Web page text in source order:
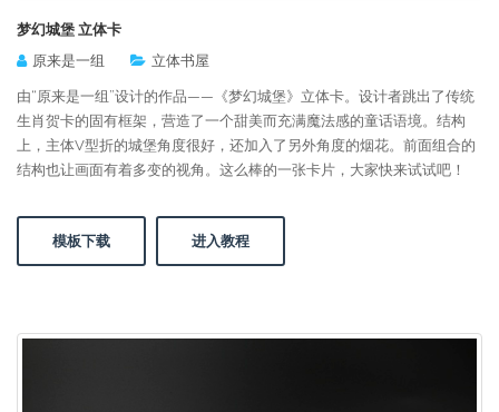
梦幻城堡 立体卡
原来是一组
立体书屋
由“原来是一组”设计的作品——《梦幻城堡》立体卡。设计者跳出了传统
生肖贺卡的固有框架，营造了一个甜美而充满魔法感的童话语境。结构
上，主体V型折的城堡角度很好，还加入了另外角度的烟花。前面组合的
结构也让画面有着多变的视角。这么棒的一张卡片，大家快来试试吧！
模板下载 进入教程